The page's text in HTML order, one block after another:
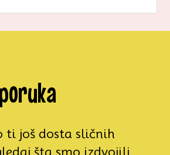
ti još dosta sličnih
šta smo izdvojili,